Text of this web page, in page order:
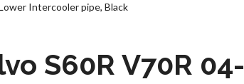
Intercooler pipe, Black
S60R V70R 04-